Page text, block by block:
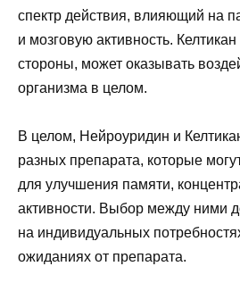
спектр действия, влияющий на
и мозговую активность.
стороны, может оказывать
организма в целом.
В целом, Нейроуридин и
разных препарата, которые
для улучшения памяти,
активности. Выбор между ними
на индивидуальных
ожиданиях от препарата.